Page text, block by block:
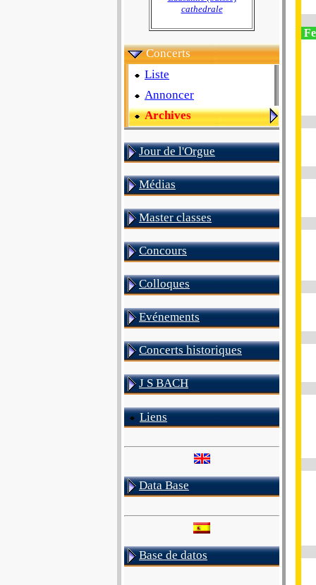
cathedrale
Concerts
Liste
Annoncer
Archives
Jour de l'Orgue
Médias
Master classes
Concours
Colloques
Evénements
Concerts historiques
J S BACH
Liens
Data Base
Base de datos